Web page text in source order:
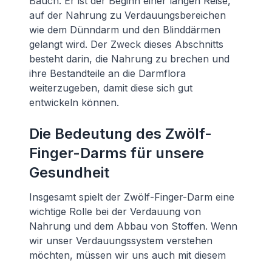
auf der Nahrung zu Verdauungsbereichen
wie dem Dünndarm und den Blinddärmen
gelangt wird. Der Zweck dieses Abschnitts
besteht darin, die Nahrung zu brechen und
ihre Bestandteile an die Darmflora
weiterzugeben, damit diese sich gut
entwickeln können.
Die Bedeutung des Zwölf-
Finger-Darms für unsere
Gesundheit
Insgesamt spielt der Zwölf-Finger-Darm eine
wichtige Rolle bei der Verdauung von
Nahrung und dem Abbau von Stoffen. Wenn
wir unser Verdauungssystem verstehen
möchten, müssen wir uns auch mit diesem